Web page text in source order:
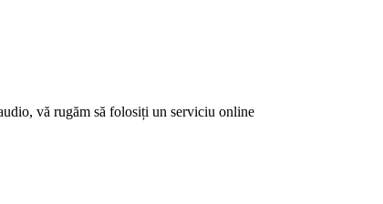
vă rugăm să folosiți un serviciu online